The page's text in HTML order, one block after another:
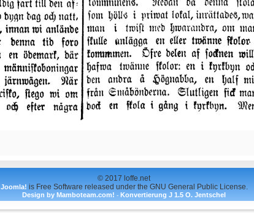
© 2017 loffe.net
Joomla! is Free Software released under the GNU General Public License.
Design by Mamboteam.com! - Konvertierung J 1.5 O. Jentschel